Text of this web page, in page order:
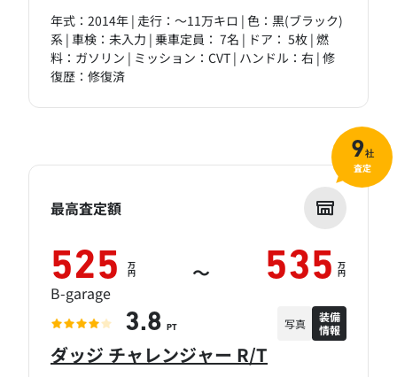
年式：2014年 | 走行：～11万キロ | 色：黒(ブラック)
系 | 車検：未入力 | 乗車定員： 7名 | ドア： 5枚 | 燃
料：ガソリン | ミッション：CVT | ハンドル：右 | 修
復歴：修復済
ダッジ チャレンジャー R/T
最高査定額
525 万
円 ～ 535 万
円
B-garage
3.8 PT 写真
装備
情報
9社
査定